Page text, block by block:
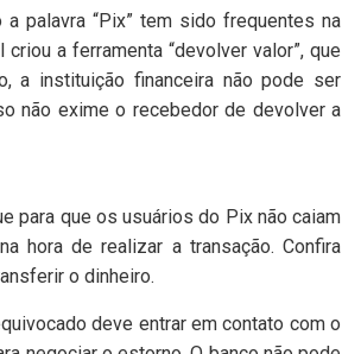
palavra “Pix” tem sido frequentes na
a ferramenta “devolver valor”, que
a instituição financeira não pode ser
não exime o recebedor de devolver a
para que os usuários do Pix não caiam
hora de realizar a transação. Confira
o dinheiro.
deve entrar em contato com o